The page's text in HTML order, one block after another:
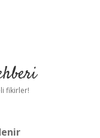
fikirler!